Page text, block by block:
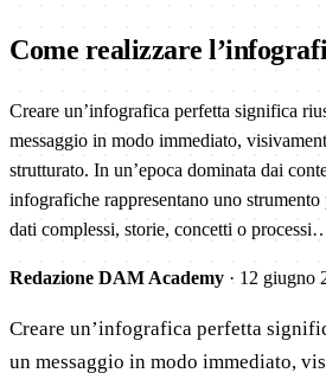
Come realizzare
Creare un’infografica perfetta significa
messaggio in modo immediato,
strutturato. In un’epoca dominata dai
infografiche rappresentano uno
dati complessi, storie, concetti o
Redazione DAM Academy · 12 giugno
Creare un’infografica perfetta
un messaggio in modo immediato,